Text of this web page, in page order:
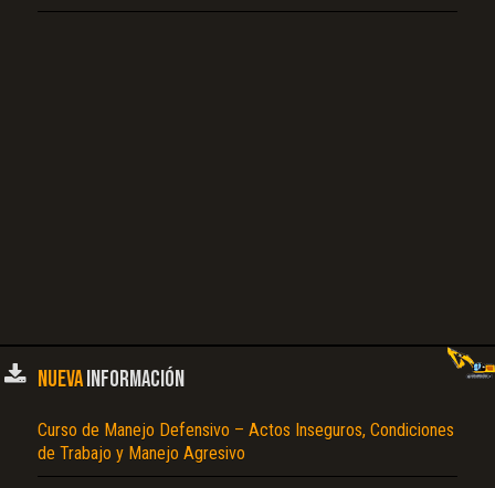
NUEVAINFORMACIÓN
Curso de Manejo Defensivo – Actos Inseguros, Condiciones
de Trabajo y Manejo Agresivo